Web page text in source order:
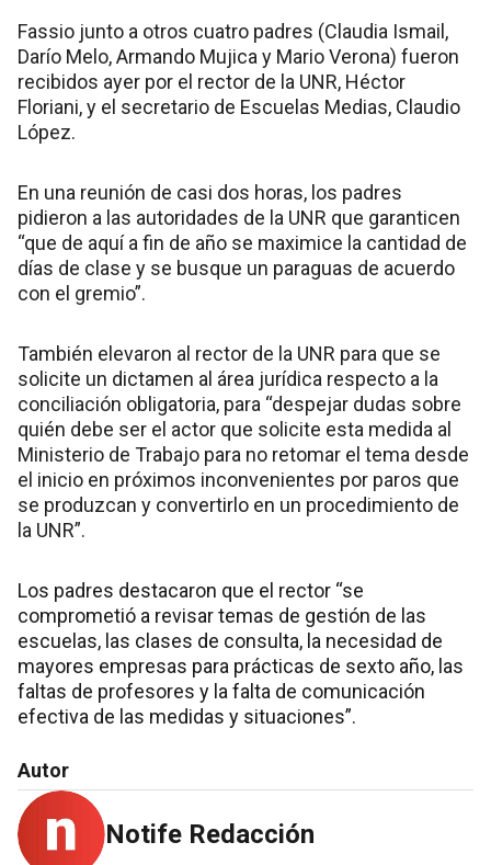
Fassio junto a otros cuatro padres (Claudia Ismail,
Darío Melo, Armando Mujica y Mario Verona) fueron
recibidos ayer por el rector de la UNR, Héctor
Floriani, y el secretario de Escuelas Medias, Claudio
López.
En una reunión de casi dos horas, los padres
pidieron a las autoridades de la UNR que garanticen
“que de aquí a fin de año se maximice la cantidad de
días de clase y se busque un paraguas de acuerdo
con el gremio”.
También elevaron al rector de la UNR para que se
solicite un dictamen al área jurídica respecto a la
conciliación obligatoria, para “despejar dudas sobre
quién debe ser el actor que solicite esta medida al
Ministerio de Trabajo para no retomar el tema desde
el inicio en próximos inconvenientes por paros que
se produzcan y convertirlo en un procedimiento de
la UNR”.
Los padres destacaron que el rector “se
comprometió a revisar temas de gestión de las
escuelas, las clases de consulta, la necesidad de
mayores empresas para prácticas de sexto año, las
faltas de profesores y la falta de comunicación
efectiva de las medidas y situaciones”.
Autor
Notife Redacción